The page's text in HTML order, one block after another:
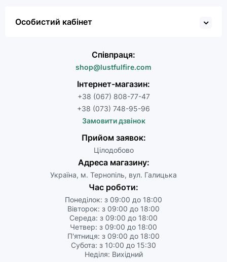
Особистий кабінет
Співпраця:
shop@lustfulfire.com
Інтернет-магазин:
+38 (067) 808-77-47
+38 (073) 748-95-96
Замовити дзвінок
Прийом заявок:
Цілодобово
Адреса магазину:
Україна, м. Тернопіль, вул. Галицька
Час роботи:
Понеділок: з 09:00 до 18:00
Вівторок: з 09:00 до 18:00
Середа: з 09:00 до 18:00
Четвер: з 09:00 до 18:00
П'ятниця: з 09:00 до 18:00
Субота: з 10:00 до 15:30
Неділя: Вихідний